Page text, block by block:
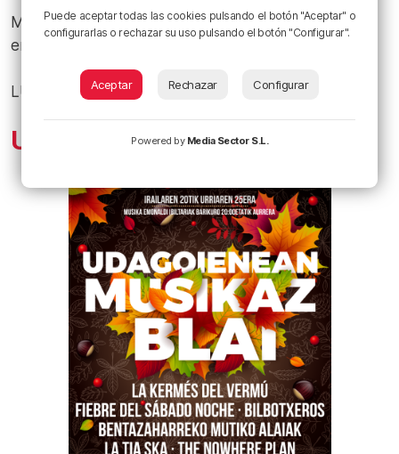
Más información
en
LUGAR. La Rioja Oriental
Udagoienean, Musikaz Blai
Puede aceptar todas las cookies pulsando el botón "Aceptar" o
configurarlas o rechazar su uso pulsando el botón "Configurar".
Aceptar Rechazar Configurar
Powered by Media Sector S.L.